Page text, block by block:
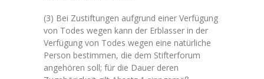
(3) Bei Zustiftungen aufgrund einer Verfügung
von Todes wegen kann der Erblasser in der
Verfügung von Todes wegen eine natürliche
Person bestimmen, die dem Stifterforum
angehören soll; für die Dauer deren